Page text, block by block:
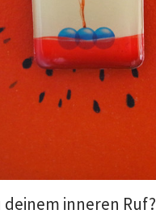
deinem inneren Ruf?